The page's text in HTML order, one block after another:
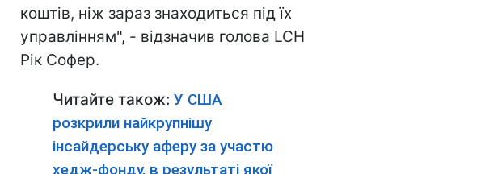
коштів, ніж зараз знаходиться під їх
управлінням", - відзначив голова LCH
Рік Софер.
Читайте також: У США
розкрили найкрупнішу
інсайдерську аферу за участю
хедж-фонду, в результаті якої